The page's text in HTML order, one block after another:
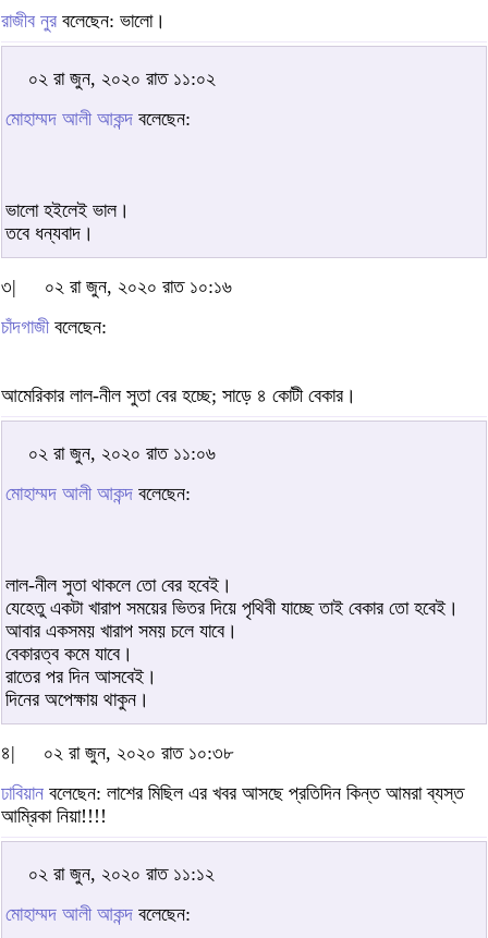
রাজীব নুর বলেছেন: ভালো।
০২ রা জুন, ২০২০ রাত ১১:০২
মোহাম্মদ আলী আকন্দ বলেছেন:
ভালো হইলেই ভাল।
তবে ধন্যবাদ।
৩|
০২ রা জুন, ২০২০ রাত ১০:১৬
চাঁদগাজীবলেছেন:
আমেরিকার লাল-নীল সুতা বের হচ্ছে; সাড়ে ৪ কোটী বেকার।
০২ রা জুন, ২০২০ রাত ১১:০৬
মোহাম্মদ আলী আকন্দ বলেছেন:
লাল-নীল সুতা থাকলে তো বের হবেই।
যেহেতু একটা খারাপ সময়ের ভিতর দিয়ে পৃথিবী যাচ্ছে তাই বেকার তো হবেই।
আবার একসময় খারাপ সময় চলে যাবে।
বেকারত্ব কমে যাবে।
রাতের পর দিন আসবেই।
দিনের অপেক্ষায় থাকুন।
৪|
০২ রা জুন, ২০২০ রাত ১০:৩৮
ঢাবিয়ান বলেছেন: লাশের মিছিল এর খবর আসছে প্রতিদিন কিন্ত আমরা ব্যস্ত
আম্রিকা নিয়া!!!!
০২ রা জুন, ২০২০ রাত ১১:১২
মোহাম্মদ আলী আকন্দ বলেছেন: